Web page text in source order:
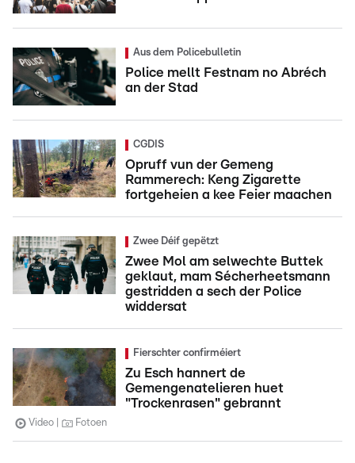
Aus dem Policebulletin
Police mellt Festnam no Abréch
an der Stad
CGDIS
Opruff vun der Gemeng
Rammerech: Keng Zigarette
fortgeheien a kee Feier maachen
Zwee Déif gepëtzt
Zwee Mol am selwechte Buttek
geklaut, mam Sécherheetsmann
gestridden a sech der Police
widdersat
Fierschter confirméiert
Zu Esch hannert de
Gemengenatelieren huet
"Trockenrasen" gebrannt
Video Fotoen